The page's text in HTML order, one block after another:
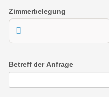
Zimmerbelegung
Betreff der Anfrage